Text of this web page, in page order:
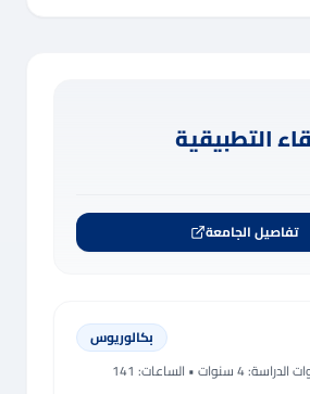
التطبيقية
تفاصيل الجامعة
بكالوريوس
الدراسة:4 سنوات
• الساعات: 141